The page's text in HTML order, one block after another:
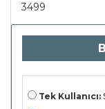
Önleyici ve
Sağlık)
Uygulamaya
Sağlık) Son
tarafından
3499
Tek Kullanıcı: